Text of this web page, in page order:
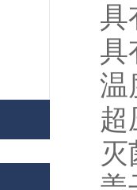
具
具
温
超